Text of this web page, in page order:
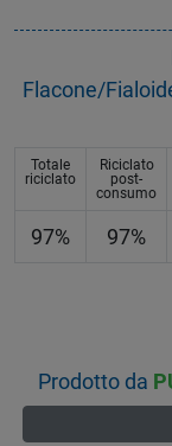
Flacone/
Totale
riciclato
Riciclato
post-
consumo
97% 97%
Prodotto da